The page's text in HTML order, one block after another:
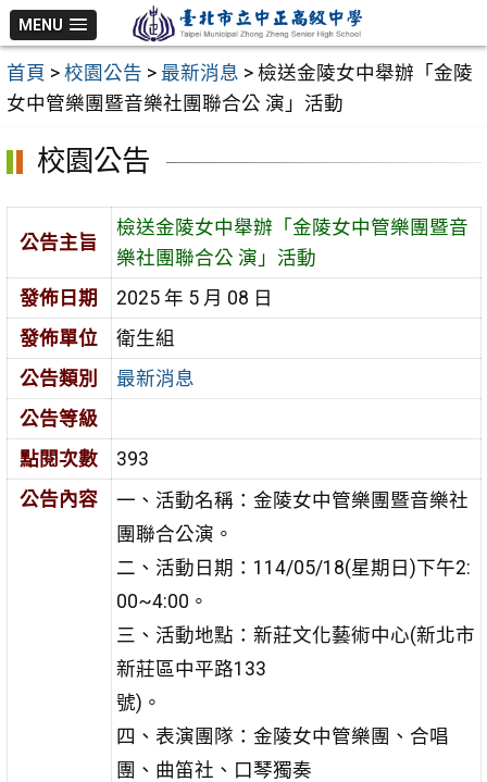
跳
至
主
要
MENU
首頁 > 校園公告 > 最新消息 > 檢送金陵女中舉辦「金陵
女中管樂團暨音樂社團聯合公 演」活動
校園公告
公告主旨
檢送金陵女中舉辦「金陵女中管樂團暨音
樂社團聯合公 演」活動
發佈日期
2025 年 5 月 08 日
發佈單位
衛生組
公告類別
最新消息
公告等級
點閱次數
393
公告內容
一、活動名稱：金陵女中管樂團暨音樂社
團聯合公演。
二、活動日期：114/05/18(星期日)下午2:
00~4:00。
三、活動地點：新莊文化藝術中心(新北市
新莊區中平路133
號)。
四、表演團隊：金陵女中管樂團、合唱
團、曲笛社、口琴獨奏